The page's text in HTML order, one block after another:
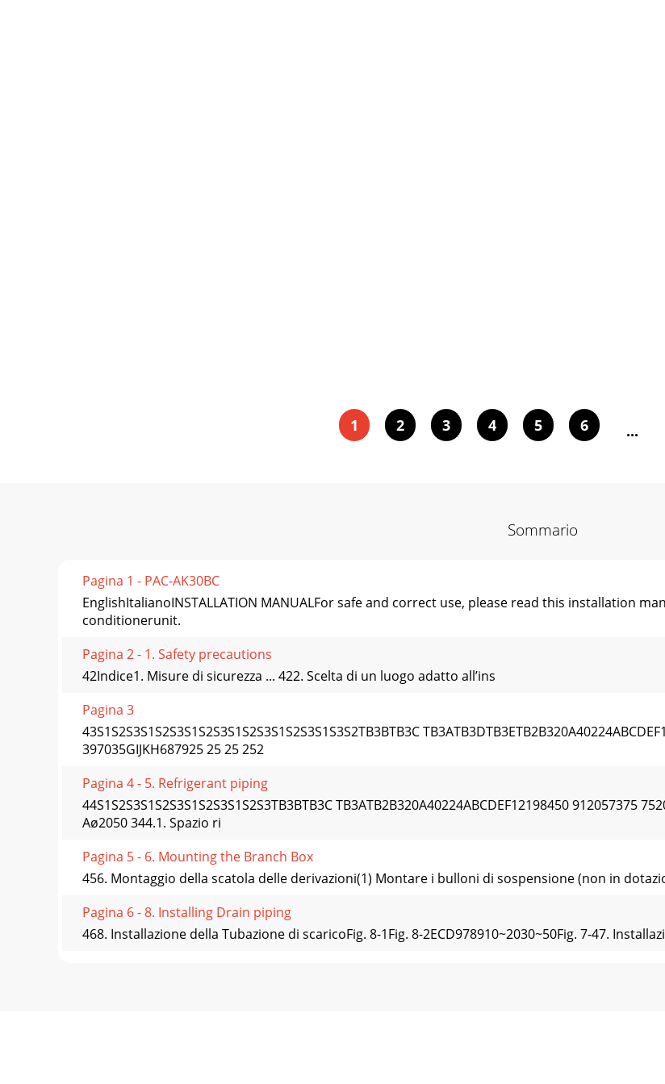
1 2 3 4 5 6 ...
Sommario
Pagina 1 - PAC-AK30BC
EnglishItalianoINSTALLATION MANUALFor safe and correct use, please read this installation
conditionerunit.
Pagina 2 - 1. Safety precautions
42Indice1. Misure di sicurezza ... 422. Scelta di un luogo adatto all’ins
Pagina 3
43S1S2S3S1S2S3S1S2S3S1S2S3S1S2S3S1S3S2TB3BTB3C
397035GIJKH687925 25 25 252
Pagina 4 - 5. Refrigerant piping
44S1S2S3S1S2S3S1S2S3S1S2S3TB3BTB3C TB3ATB2B320A40224ABCDEF12198450 912057375
Aø2050 344.1. Spazio ri
Pagina 5 - 6. Mounting the Branch Box
456. Montaggio della scatola delle derivazioni(1) Montare i bulloni di sospensione (non in
Pagina 6 - 8. Installing Drain piping
468. Installazione della Tubazione di scaricoFig. 8-1Fig. 8-2ECD978910~2030~50Fig. 7-47.